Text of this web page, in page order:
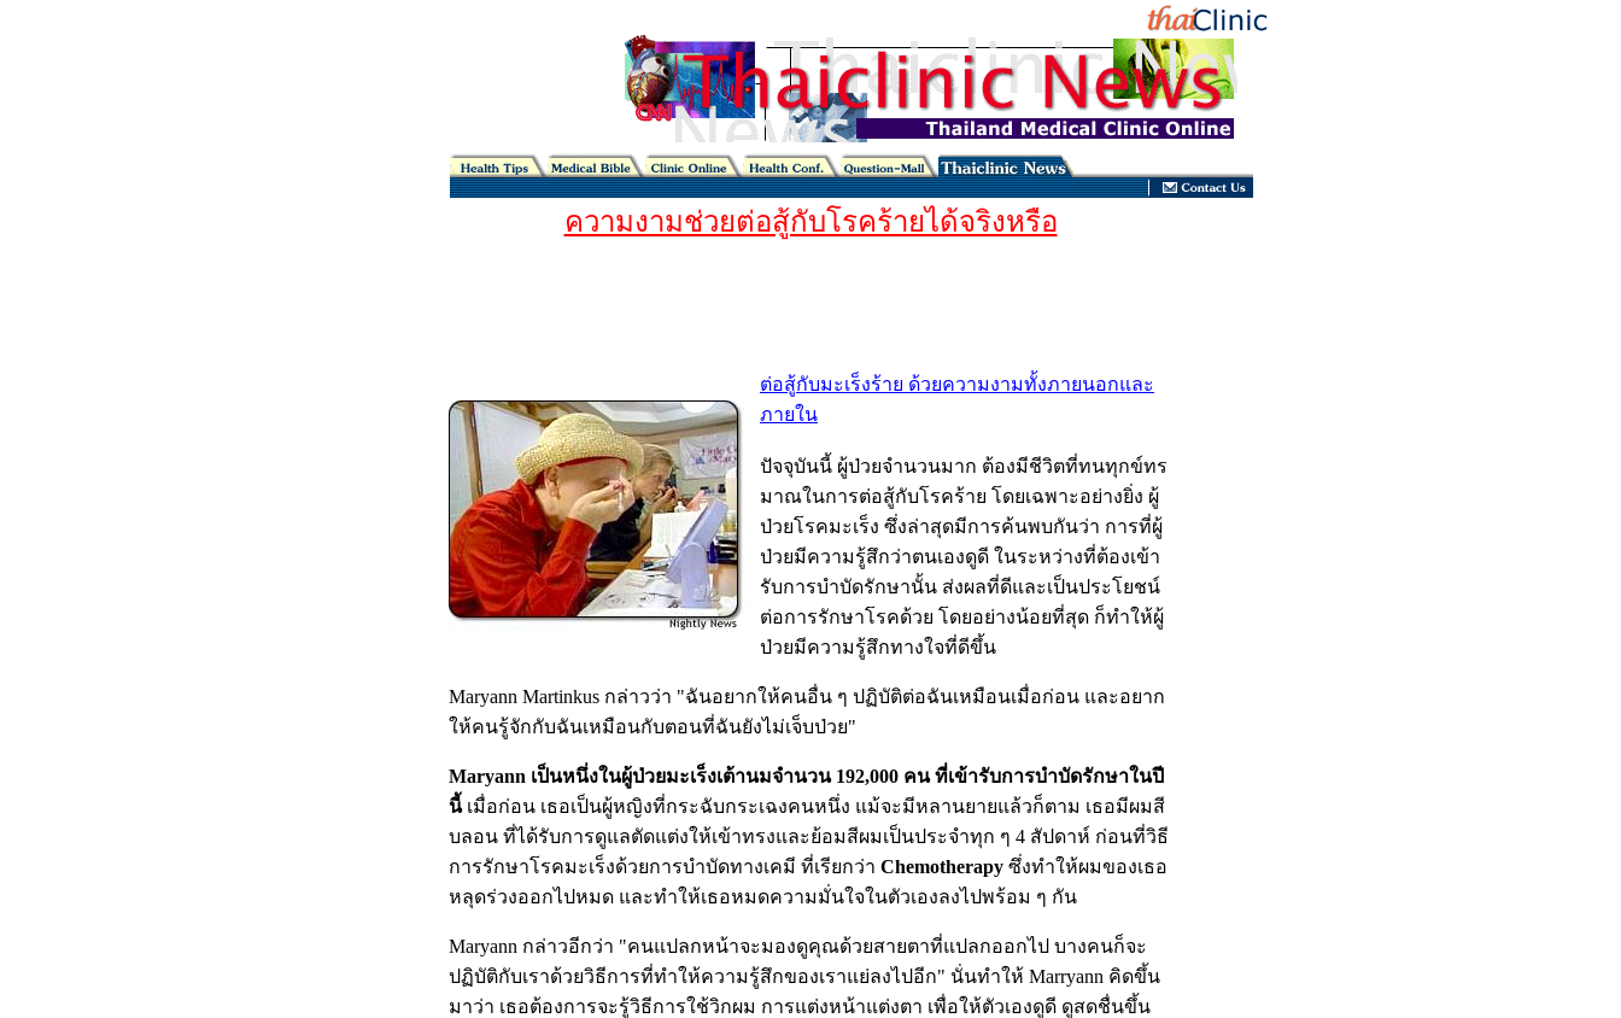
ความงามช่วยต่อสู้กับโรคร้ายได้จริงหรือ
ต่อสู้กับมะเร็งร้าย ด้วยความงามทั้งภายนอกและ
ภายใน
ปัจจุบันนี้ ผู้ป่วยจำนวนมาก ต้องมีชีวิตที่ทนทุกข์ทร
มาณในการต่อสู้กับโรคร้าย โดยเฉพาะอย่างยิ่ง ผู้
ป่วยโรคมะเร็ง ซึ่งล่าสุดมีการค้นพบกันว่า การที่ผู้
ป่วยมีความรู้สึกว่าตนเองดูดี ในระหว่างที่ต้องเข้า
รับการบำบัดรักษานั้น ส่งผลที่ดีและเป็นประโยชน์
ต่อการรักษาโรคด้วย โดยอย่างน้อยที่สุด ก็ทำให้ผู้
ป่วยมีความรู้สึกทางใจที่ดีขึ้น
Maryann Martinkus กล่าวว่า "ฉันอยากให้คนอื่น ๆ ปฏิบัติต่อฉันเหมือนเมื่อก่อน และอยาก
ให้คนรู้จักกับฉันเหมือนกับตอนที่ฉันยังไม่เจ็บป่วย"
Maryann เป็นหนึ่งในผู้ป่วยมะเร็งเต้านมจำนวน 192,000 คน ที่เข้ารับการบำบัดรักษาในปี
นี้เมื่อก่อน เธอเป็นผู้หญิงที่กระฉับกระเฉงคนหนึ่ง แม้จะมีหลานยายแล้วก็ตาม เธอมีผมสี
บลอน ที่ได้รับการดูแลตัดแต่งให้เข้าทรงและย้อมสีผมเป็นประจำทุก ๆ 4 สัปดาห์ ก่อนที่วิธี
การรักษาโรคมะเร็งด้วยการบำบัดทางเคมี ที่เรียกว่า Chemotherapy ซึ่งทำให้ผมของเธอ
หลุดร่วงออกไปหมด และทำให้เธอหมดความมั่นใจในตัวเองลงไปพร้อม ๆ กัน
Maryann กล่าวอีกว่า "คนแปลกหน้าจะมองดูคุณด้วยสายตาที่แปลกออกไป บางคนก็จะ
ปฏิบัติกับเราด้วยวิธีการที่ทำให้ความรู้สึกของเราแย่ลงไปอีก" นั่นทำให้ Marryann คิดขึ้น
มาว่า เธอต้องการจะรู้วิธีการใช้วิกผม การแต่งหน้าแต่งตา เพื่อให้ตัวเองดูดี ดูสดชื่นขึ้น